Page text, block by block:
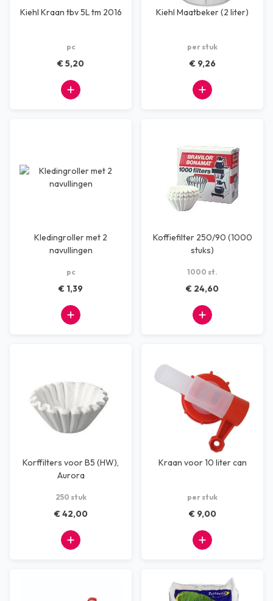
Kiehl Kraan tbv 5L tm 2016
pc
€ 5,20
Kiehl Maatbeker (2 liter)
per stuk
€ 9,26
Kledingroller met 2
navullingen
pc
€ 1,39
Koffiefilter 250/90 (1000
stuks)
1000 st.
€ 24,60
Korffilters voor B5 (HW),
Aurora
250 stuk
€ 42,00
Kraan voor 10 liter can
per stuk
€ 9,00